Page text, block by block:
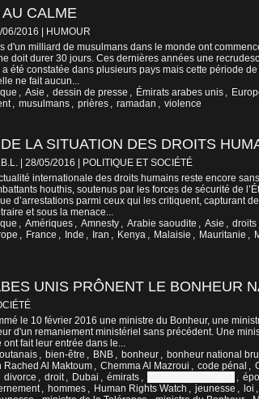
CALME
06/2016
HUMOUR
d'un milliard de musulmans dans le monde ont
doit durer 30 jours. Ces dernières années une
a été constatée dans plusieurs pays mais cette période
ne fait aucun...
, Asie , dessin de presse , Émirats arabes unis ,
, musulmans , prières , ramadan , violence
LA SITUATION DES DROITS
| 28/05/2016
POLITIQUE ET SOCIÉTÉ
internationale des droits humains reste encore
houthis, soutenus par les forces de sécurité de
d’arrestations parmi ceux qui les critiquent, capturant
et sous la menace...
, Amériques , Amnesty , Arabie saoudite , Asie , droits
, France , Inde , Iran , Kenya , Malaisie , Mauritanie ,
UNIS PRÔNENT LE BONHEUR
le 10 février 2016 une ministre du Bonheur, une
d'un remaniement ministériel sans précédent. Une
fait leur entrée dans le...
, bien-être , BNB , bonheur , bonheur national
Al Maktoum , Chemma Al Mazroui , code pénal ,
divorce , droit , Dubai , émirats , ,
, hommes , Human Rights Watch , jeunesse , loi ,